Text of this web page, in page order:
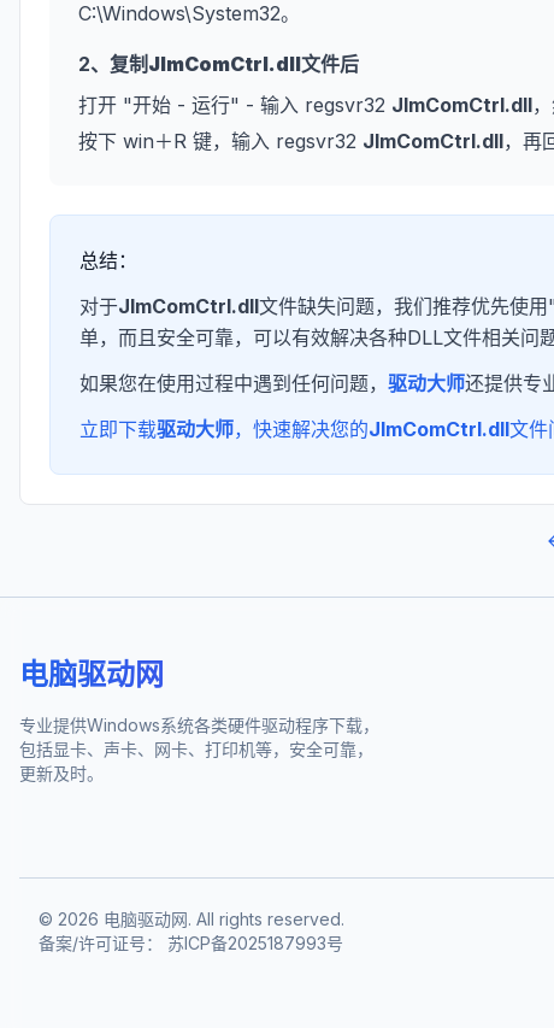
C:\Windows\System32。
2、复制 JImComCtrl.dll文件后
打开 "开始 - 运行" - 输入 regsvr32 JImComCtrl.dll
按下 win＋R 键，输入 regsvr32 JImComCtrl.dll，再
总结：
对于JImComCtrl.dll文件缺失问题，我们推荐优先使用"
单，而且安全可靠，可以有效解决各种DLL文件相关问题
如果您在使用过程中遇到任何问题， 驱动大师还提供专
立即下载驱动大师，快速解决您的JImComCtrl.dll文件
电脑驱动网
专业提供Windows系统各类硬件驱动程序下载，
包括显卡、声卡、网卡、打印机等，安全可靠，
更新及时。
© 2026 电脑驱动网. All rights reserved.
备案/许可证号：
苏ICP备2025187993号